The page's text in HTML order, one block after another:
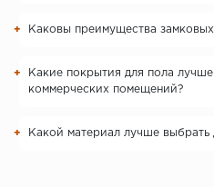
Каковы преимущества
Какие покрытия для пола лучше
коммерческих помещений?
Какой материал лучше выбрать